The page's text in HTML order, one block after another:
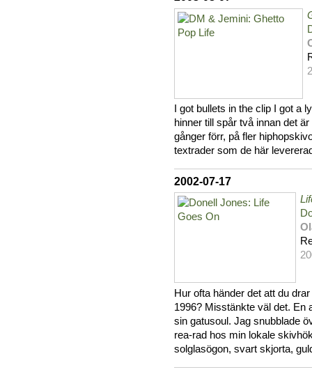
I got bullets in the clip I got a
hinner till spår två innan det
gånger förr, på fler
textrader som de här
2002-07-17
Hur ofta händer det att du
1996? Misstänkte väl det. En
sin gatusoul. Jag snubblade
rea-rad hos min lokale
solglasögon, svart skjorta,